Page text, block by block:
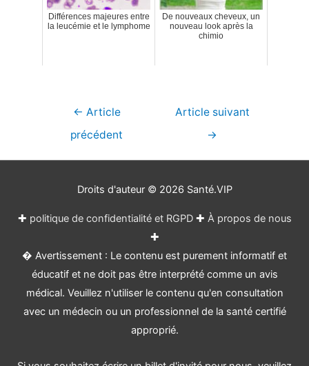
Différences majeures entre
la leucémie et le lymphome
De nouveaux cheveux, un
nouveau look après la
chimio
Navigation
← Article
précédent
Article suivant
→
Droits d'auteur © 2026 Santé.VIP
✚ politique de confidentialité et RGPD✚ À propos de nous
✚
� Avertissement : Le contenu est purement informatif et
éducatif et ne doit pas être interprété comme un avis
médical. Veuillez n'utiliser le contenu qu'en consultation
avec un médecin ou un professionnel de la santé certifié
approprié.